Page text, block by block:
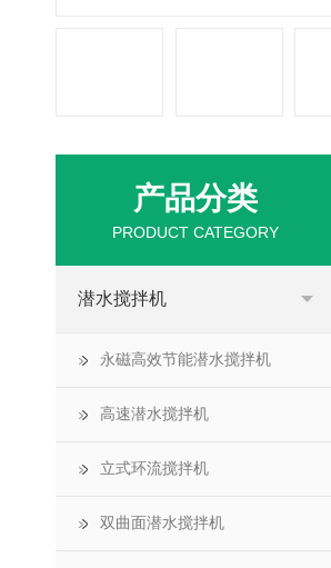
产品分类
PRODUCT CATEGORY
潜水搅拌机
永磁高效节能潜水搅拌机
高速潜水搅拌机
立式环流搅拌机
双曲面潜水搅拌机